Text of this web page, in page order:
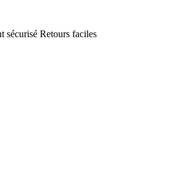
sécurisé Retours faciles